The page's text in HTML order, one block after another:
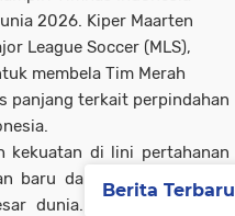
2026. Kiper Maarten
League Soccer (MLS),
membela Tim Merah
panjang terkait perpindahan
kekuatan di lini pertahanan
baru dalam upaya mereka
dunia. Paes, yang telah
Berita Terbaru